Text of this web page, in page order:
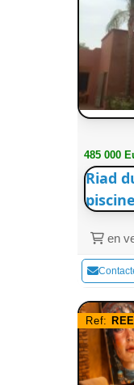
485 000
Riad
piscine
en
Ref: